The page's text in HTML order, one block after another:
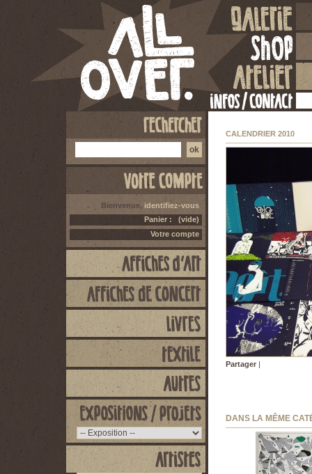
Bienvenue, identifiez-vous
Panier :
(vide)
Votre compte
CALENDRIER 2010
Partager |
DANS LA MÊME